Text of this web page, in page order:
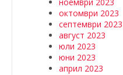
октомври 2023
септември 2023
август 2023
юли 2023
юни 2023
април 2023